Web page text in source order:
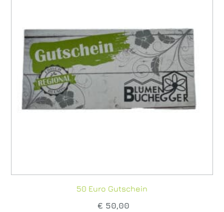
50 Euro Gutschein
€ 50,00